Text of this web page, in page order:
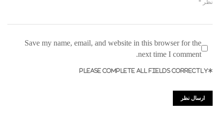
Save my name, email, and website in this browser for the
next time I comment.
*PLEASE COMPLETE ALL FIELDS CORRECTLY